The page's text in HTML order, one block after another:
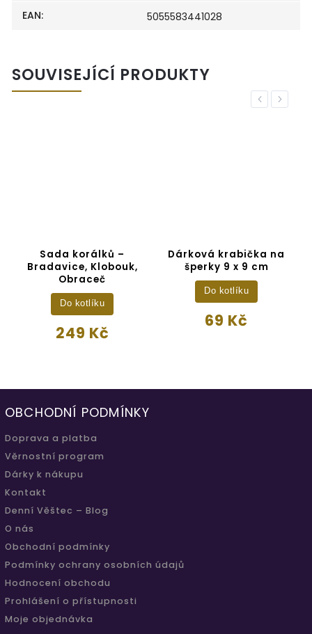
EAN: 5055583441028
SOUVISEJÍCÍ PRODUKTY
Previous
Sada korálků –
Bradavice, Klobouk,
Obraceč
249 Kč
Do kotlíku
Dárková krabička na
šperky 9 x 9 cm
69 Kč
Do kotlíku
Next
OBCHODNÍ PODMÍNKY
Doprava a platba
Věrnostní program
Dárky k nákupu
Kontakt
Denní Věštec – Blog
O nás
Obchodní podmínky
Podmínky ochrany osobních údajů
Hodnocení obchodu
Prohlášení o přístupnosti
Moje objednávka